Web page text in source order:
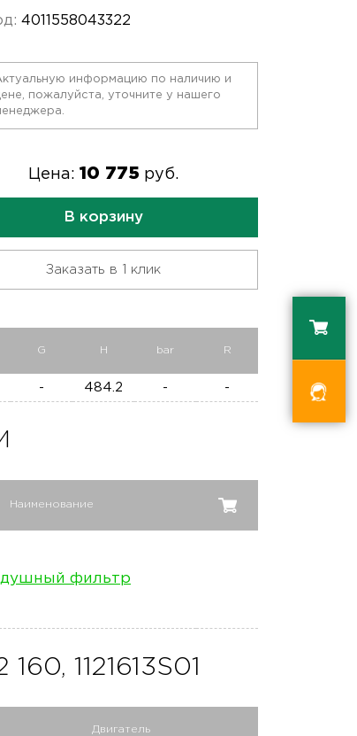
4011558043322
информацию по наличию и
пожалуйста, уточните у нашего
Цена: 10 775 руб.
В корзину
Заказать в 1 клик
G H bar R
- 484.2 - -
Наименование
фильтр
1121613S01
Двигатель